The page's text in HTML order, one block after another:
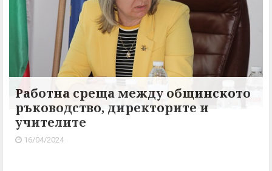
Работна среща между общинското
ръководство, директорите и
учителите
16/04/2024